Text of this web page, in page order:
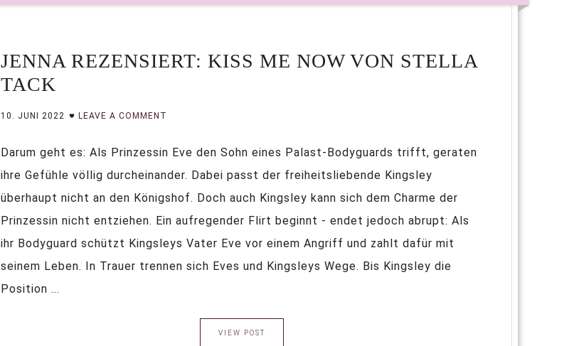
JENNA REZENSIERT: KISS ME NOW VON STELLA
TACK
10. JUNI 2022 LEAVE A COMMENT
Darum geht es: Als Prinzessin Eve den Sohn eines Palast-­Bodyguards trifft, geraten
ihre Gefühle völlig durcheinander. Dabei passt der freiheitsliebende Kingsley
überhaupt nicht an den Königshof. Doch auch Kingsley kann sich dem Charme der
Prinzessin nicht entziehen. Ein aufregender Flirt beginnt - endet jedoch abrupt: Als
ihr Bodyguard schützt Kingsleys Vater Eve vor einem Angriff und zahlt dafür mit
seinem Leben. In Trauer trennen sich Eves und Kingsleys Wege. Bis Kingsley die
Position ...
VIEW POST